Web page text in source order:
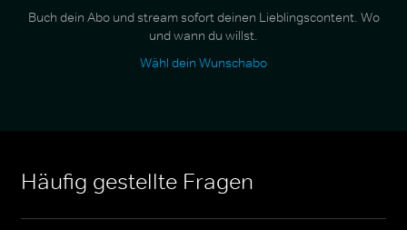
Buch dein Abo und stream sofort deinen Lieblingscontent. Wo
und wann du willst.
Wähl dein Wunschabo
Häufig gestellte Fragen